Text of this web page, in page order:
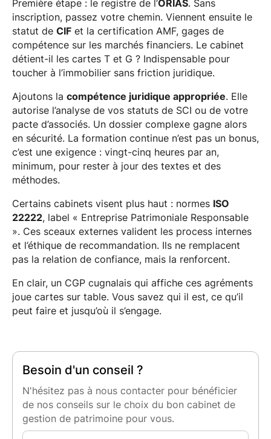
Première étape : le registre de l’ORIAS. Sans
inscription, passez votre chemin. Viennent ensuite le
statut de CIFet la certification AMF, gages de
compétence sur les marchés financiers. Le cabinet
détient-il les cartes T et G ? Indispensable pour
toucher à l’immobilier sans friction juridique.
Ajoutons la compétence juridique appropriée. Elle
autorise l’analyse de vos statuts de SCI ou de votre
pacte d’associés. Un dossier complexe gagne alors
en sécurité. La formation continue n’est pas un bonus,
c’est une exigence : vingt-cinq heures par an,
minimum, pour rester à jour des textes et des
méthodes.
Certains cabinets visent plus haut : normes ISO
22222, label « Entreprise Patrimoniale Responsable
». Ces sceaux externes valident les process internes
et l’éthique de recommandation. Ils ne remplacent
pas la relation de confiance, mais la renforcent.
En clair, un CGP cugnalais qui affiche ces agréments
joue cartes sur table. Vous savez qui il est, ce qu’il
peut faire et jusqu’où il s’engage.
Besoin d'un conseil ?
N'hésitez pas à nous contacter pour bénéficier
de nos conseils sur le choix du bon cabinet de
gestion de patrimoine pour vous.